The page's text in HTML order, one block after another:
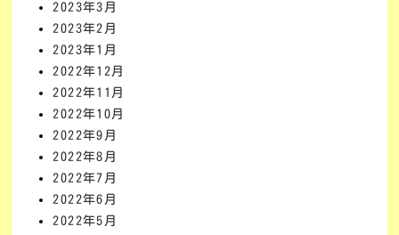
2023年3月
2023年2月
2023年1月
2022年12月
2022年11月
2022年10月
2022年9月
2022年8月
2022年7月
2022年6月
2022年5月